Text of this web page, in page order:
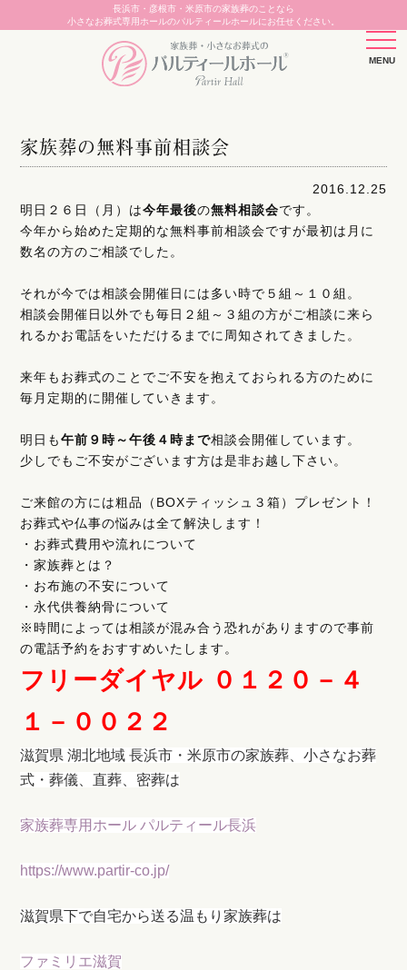
長浜市・彦根市・米原市の家族葬のことなら
小さなお葬式専用ホールのパルティールホールにお任せください。
家族葬の無料事前相談会
2016.12.25
明日２６日（月）は今年最後の無料相談会です。
今年から始めた定期的な無料事前相談会ですが最初は月に
数名の方のご相談でした。
それが今では相談会開催日には多い時で５組～１０組。
相談会開催日以外でも毎日２組～３組の方がご相談に来ら
れるかお電話をいただけるまでに周知されてきました。
来年もお葬式のことでご不安を抱えておられる方のために
毎月定期的に開催していきます。
明日も午前９時～午後４時まで相談会開催しています。
少しでもご不安がございます方は是非お越し下さい。
ご来館の方には粗品（BOXティッシュ３箱）プレゼント！
お葬式や仏事の悩みは全て解決します！
・お葬式費用や流れについて
・家族葬とは？
・お布施の不安について
・永代供養納骨について
※時間によっては相談が混み合う恐れがありますので事前
の電話予約をおすすめいたします。
フリーダイヤル ０１２０－４
１－００２２
滋賀県 湖北地域 長浜市・米原市の家族葬、小さなお葬
式・葬儀、直葬、密葬は
家族葬専用ホール パルティール長浜
https://www.partir-co.jp/
滋賀県下で自宅から送る温もり家族葬は
ファミリエ滋賀